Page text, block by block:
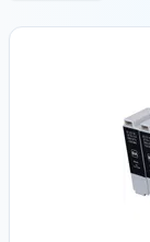
Produits